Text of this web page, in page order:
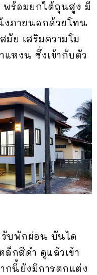
ร้อมยกใต้ถุนสูง มี
งภายนอกด้วยโทน
ย เสริมความโม
แหงน ซึ่งเข้ากับตัว
บพักผ่อน บันได
กสีดำ ดูแล้วเข้า
กนี้ยังมีการตกแต่ง